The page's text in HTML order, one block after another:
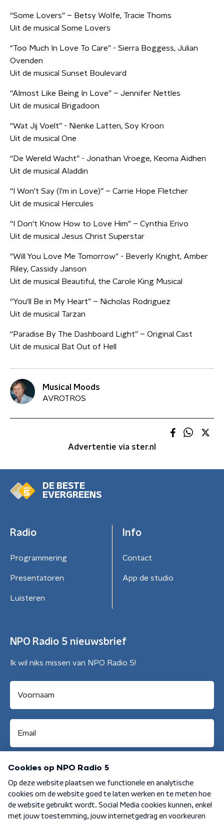
“Some Lovers” – Betsy Wolfe, Tracie Thoms
Uit de musical Some Lovers
“Too Much In Love To Care” - Sierra Boggess, Julian
Ovenden
Uit de musical Sunset Boulevard
“Almost Like Being In Love” – Jennifer Nettles
Uit de musical Brigadoon
“Wat Jij Voelt” - Nienke Latten, Soy Kroon
Uit de musical One
“De Wereld Wacht” - Jonathan Vroege, Keoma Aidhen
Uit de musical Aladdin
“I Won't Say (I'm in Love)” – Carrie Hope Fletcher
Uit de musical Hercules
“I Don't Know How to Love Him” – Cynthia Erivo
Uit de musical Jesus Christ Superstar
“Will You Love Me Tomorrow” - Beverly Knight, Amber
Riley, Cassidy Janson
Uit de musical Beautiful, the Carole King Musical
“You'll Be in My Heart” – Nicholas Rodriguez
Uit de musical Tarzan
“Paradise By The Dashboard Light” – Original Cast
Uit de musical Bat Out of Hell
Musical Moods
AVROTROS
Advertentie via ster.nl
DE BESTE
EVERGREENS
Radio
Programmering
Presentatoren
Luisteren
Info
Contact
App de studio
NPO Radio 5 nieuwsbrief
Ik wil niks missen van NPO Radio 5!
Aanmelden
Algemene voorwaarden